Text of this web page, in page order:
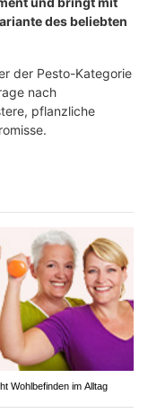
des beliebten
der Pesto-Kategorie
nach
pflanzliche
Wohlbefinden im Alltag